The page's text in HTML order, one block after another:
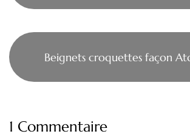
Beignets croquettes façon
1 Commentaire